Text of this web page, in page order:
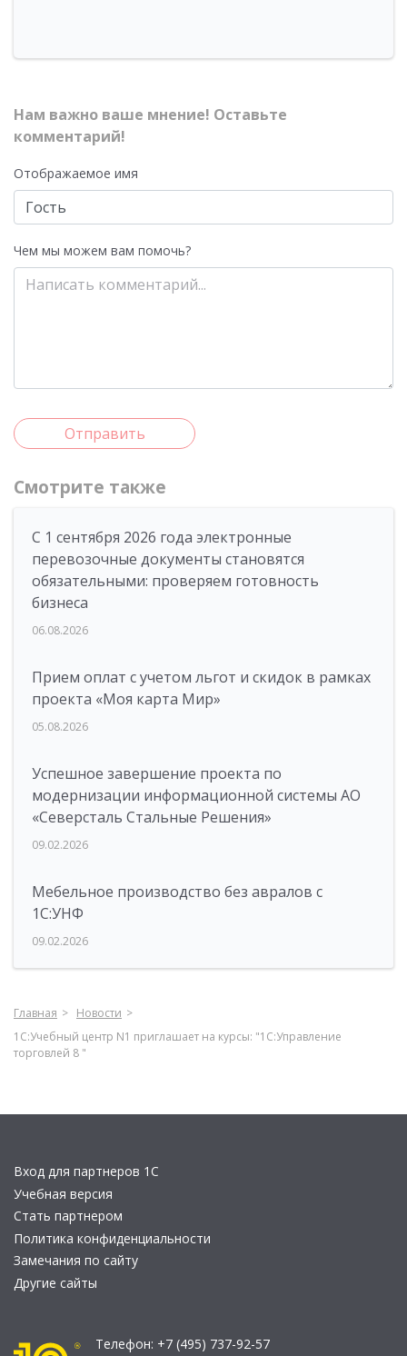
Нам важно ваше мнение! Оставьте
комментарий!
Отображаемое имя
Чем мы можем вам помочь?
Отправить
Смотрите также
С 1 сентября 2026 года электронные
перевозочные документы становятся
обязательными: проверяем готовность
бизнеса
06.08.2026
Прием оплат с учетом льгот и скидок в рамках
проекта «Моя карта Мир»
05.08.2026
Успешное завершение проекта по
модернизации информационной системы АО
«Северсталь Стальные Решения»
09.02.2026
Мебельное производство без авралов с
1С:УНФ
09.02.2026
Главная
Новости
1С:Учебный центр N1 приглашает на курсы: "1С:Управление
торговлей 8 "
Вход для партнеров 1С
Учебная версия
Стать партнером
Политика конфиденциальности
Замечания по сайту
Другие сайты
Телефон: +7 (495) 737-92-57